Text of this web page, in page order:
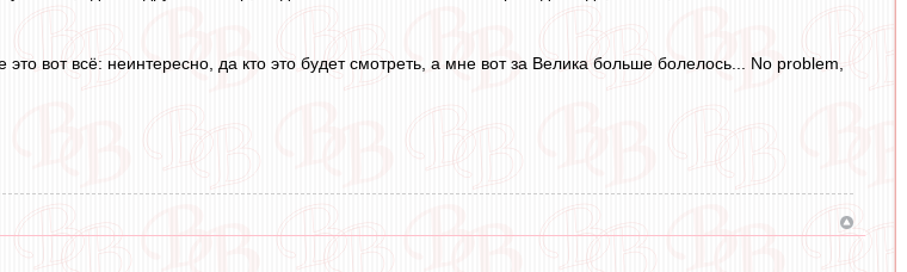
вот всё: неинтересно, да кто это будет смотреть, а мне вот за Велика больше болелось... No problem,